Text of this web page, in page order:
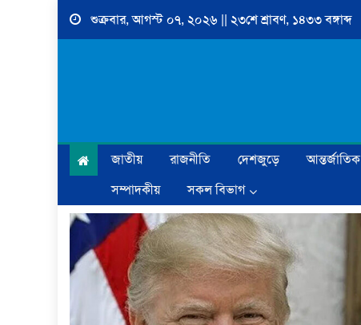
Skip
শুক্রবার, আগস্ট ০৭, ২০২৬ || ২৩শে শ্রাবণ, ১৪৩৩ বঙ্গাব্দ
জাতীয় রাজনীতি দেশজুড়ে আন্তর্জাতিক
সম্পাদকীয়
সকল বিভাগ